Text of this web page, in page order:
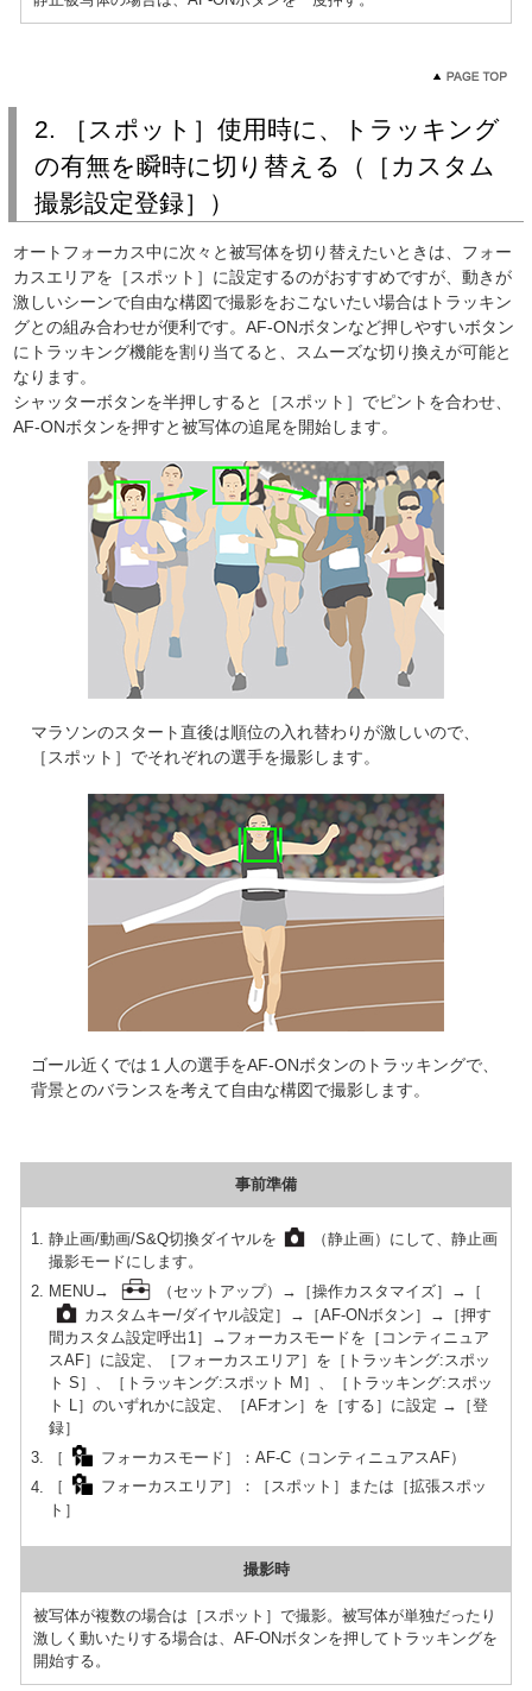
2. ［スポット］使用時に、トラッキング
の有無を瞬時に切り替える（［カスタム
撮影設定登録］）
オートフォーカス中に次々と被写体を切り替えたいときは、フォー
カスエリアを［スポット］に設定するのがおすすめですが、動きが
激しいシーンで自由な構図で撮影をおこないたい場合はトラッキン
グとの組み合わせが便利です。AF-ONボタンなど押しやすいボタン
にトラッキング機能を割り当てると、スムーズな切り換えが可能と
なります。
シャッターボタンを半押しすると［スポット］でピントを合わせ、
AF-ONボタンを押すと被写体の追尾を開始します。
マラソンのスタート直後は順位の入れ替わりが激しいので、
［スポット］でそれぞれの選手を撮影します。
ゴール近くでは１人の選手をAF-ONボタンのトラッキングで、
背景とのバランスを考えて自由な構図で撮影します。
事前準備
静止画/動画/S&Q切換ダイヤルを
（静止画）にして、静止画
撮影モードにします。
MENU→
（セットアップ）→［操作カスタマイズ］→［
カスタムキー/ダイヤル設定］→［AF-ONボタン］→［押す
間カスタム設定呼出1］→フォーカスモードを［コンティニュア
スAF］に設定、［フォーカスエリア］を［トラッキング:スポッ
ト S］、［トラッキング:スポット M］、［トラッキング:スポッ
ト L］のいずれかに設定、［AFオン］を［する］に設定 →［登
録］
［
フォーカスモード］：AF-C（コンティニュアスAF）
［
フォーカスエリア］：［スポット］または［拡張スポッ
ト］
撮影時
被写体が複数の場合は［スポット］で撮影。被写体が単独だったり
激しく動いたりする場合は、AF-ONボタンを押してトラッキングを
開始する。